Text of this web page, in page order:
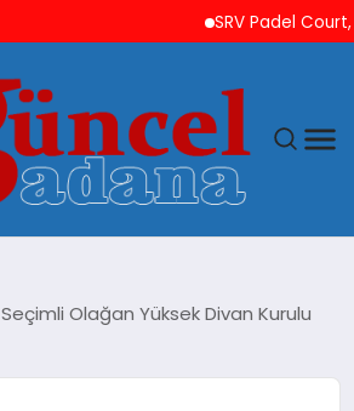
SRV Padel Court,
Olağan Yüksek Divan Kurulu